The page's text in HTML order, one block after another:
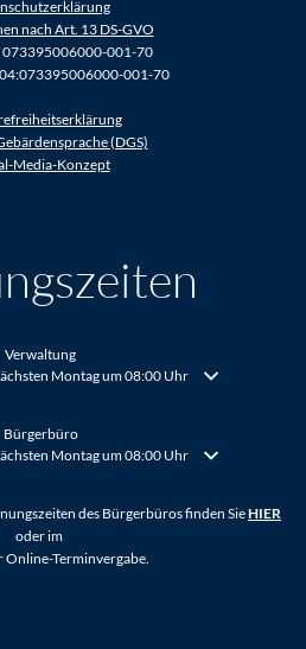
nach Art. 13 DS-GVO
073395006000-001-70
001-70
(DGS)
Media-Konzept
Verwaltung
oder Schließzeiten auszublenden
Montag um 08:00 Uhr
Bürgerbüro
oder Schließzeiten auszublenden
Montag um 08:00 Uhr
des Bürgerbüros finden SieHIER
oder im
Online-Terminvergabe.